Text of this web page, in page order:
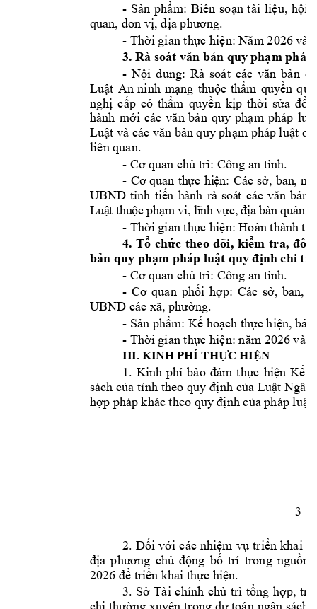
- Sản phẩm: Biên soạn tài liệu, hội
quan, đơn vị, địa phương.
- Thời gian thực hiện: Năm 2026 và
3. Rà soát văn bản quy phạm pháp
- Nội dung: Rà soát các văn bản
Luật An ninh mạng thuộc thẩm quyền
nghị cấp có thẩm quyền kịp thời sửa đổi,
hành mới các văn bản quy phạm pháp luật
Luật và các văn bản quy phạm pháp luật
liên quan.
- Cơ quan chủ trì: Công an tỉnh.
- Cơ quan thực hiện: Các sở, ban,
UBND tỉnh tiến hành rà soát các văn bản
Luật thuộc phạm vi, lĩnh vực, địa bàn quản
- Thời gian thực hiện: Hoàn thành
4. Tổ chức theo dõi, kiểm tra, đôn
bản quy phạm pháp luật quy định chi
- Cơ quan chủ trì: Công an tỉnh.
- Cơ quan phối hợp: Các sở, ban,
UBND các xã, phường.
- Sản phẩm: Kế hoạch thực hiện,
- Thời gian thực hiện: năm 2026 và
III. KINH PHÍ THỰC HIỆN
1. Kinh phí bảo đảm thực hiện Kế
sách của tỉnh theo quy định của Luật Ngân
hợp pháp khác theo quy định của pháp luật.
3
2. Đối với các nhiệm vụ triển khai
địa phương chủ động bố trí trong nguồn
2026 để triển khai thực hiện.
3. Sở Tài chính chủ trì tổng hợp,
chi thường xuyên trong dự toán ngân sách